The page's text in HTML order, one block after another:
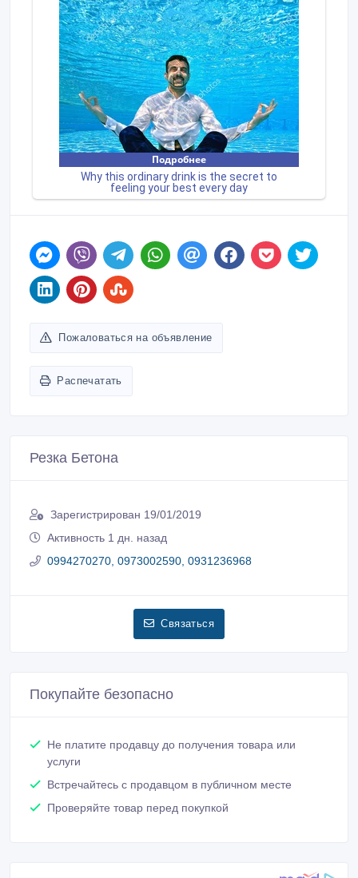
Пожаловаться на объявление
Распечатать
Резка Бетона
Зарегистрирован 19/01/2019
Активность 1 дн. назад
0994270270, 0973002590, 0931236968
Связаться
Покупайте безопасно
Не платите продавцу до получения товара или
услуги
Встречайтесь с продавцом в публичном месте
Проверяйте товар перед покупкой